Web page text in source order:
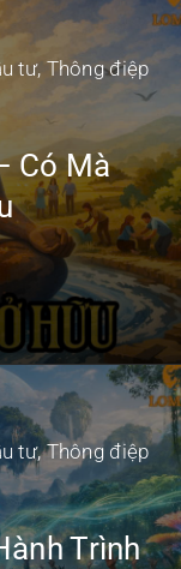
tư, Thông điệp
Có Mà
tư,Thông điệp
Trình